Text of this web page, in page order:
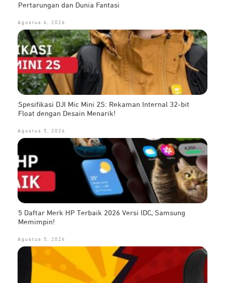
Pertarungan dan Dunia Fantasi
Agustus 6, 2026
Spesifikasi DJI Mic Mini 2S: Rekaman Internal 32-bit
Float dengan Desain Menarik!
Agustus 5, 2026
5 Daftar Merk HP Terbaik 2026 Versi IDC, Samsung
Memimpin!
Agustus 5, 2026